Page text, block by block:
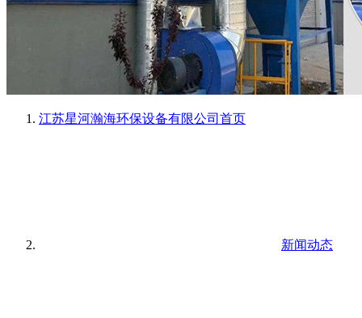
江苏星河瀚海环保设备有限公司 首页
新闻动态